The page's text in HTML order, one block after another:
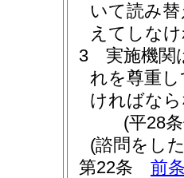
いて読み
えてしな
3
実施機関
れを尊重
ければな
(平28
(諮問をし
第22条
前